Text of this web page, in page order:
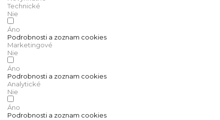
Technické
Nie
Áno
Podrobnosti a zoznam cookies
Marketingové
Nie
Áno
Podrobnosti a zoznam cookies
Analytické
Nie
Áno
Podrobnosti a zoznam cookies